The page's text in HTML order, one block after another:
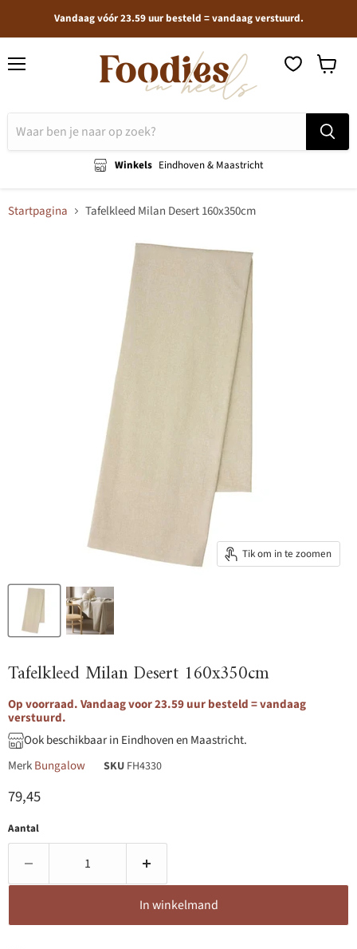
Vandaag vóór 23.59 uur besteld = vandaag verstuurd.
Winkels Eindhoven & Maastricht
Startpagina Tafelkleed Milan Desert 160x350cm
Tik om in te zoomen
Tafelkleed Milan Desert 160x350cm
Op voorraad. Vandaag voor 23.59 uur besteld = vandaag
verstuurd.
Ook beschikbaar in Eindhoven en Maastricht.
MerkBungalow SKU FH4330
Huidige prijs
79,45
Aantal
In winkelmand